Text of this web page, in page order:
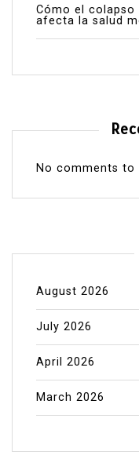
Cómo el colapso
afecta la salud
No comments to
August 2026
July 2026
April 2026
March 2026